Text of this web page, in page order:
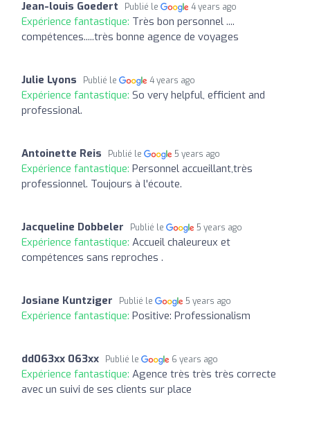
Jean-louis Goedert Publié le 4 years ago
Expérience fantastique: Très bon personnel ....
compétences.....très bonne agence de voyages
Julie Lyons Publié le 4 years ago
Expérience fantastique: So very helpful, efficient and
professional.
Antoinette Reis Publié le 5 years ago
Expérience fantastique: Personnel accueillant,très
professionnel. Toujours à l'écoute.
Jacqueline Dobbeler Publié le 5 years ago
Expérience fantastique: Accueil chaleureux et
compétences sans reproches .
Josiane Kuntziger Publié le 5 years ago
Expérience fantastique: Positive: Professionalism
dd063xx 063xx Publié le 6 years ago
Expérience fantastique: Agence très très très correcte
avec un suivi de ses clients sur place